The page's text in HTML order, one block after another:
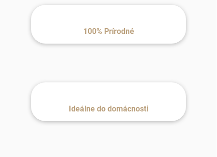
100% Prírodné
Ideálne do domácnosti